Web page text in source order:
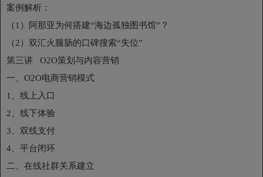
案例解析：
（1）阿那亚为何搭建“海边孤独图书馆”？
（2）双汇火腿肠的口碑搜索“失位”
第三讲 O2O策划与内容营销
一、O2O电商营销模式
1、线上入口
2、线下体验
3、双线支付
4、平台闭环
二、在线社群关系建立